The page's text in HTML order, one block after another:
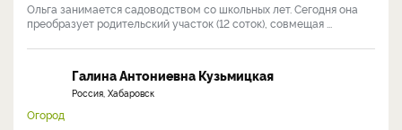
Ольга занимается садоводством со школьных лет. Сегодня она
преобразует родительский участок (12 соток), совмещая ...
Галина Антониевна Кузьмицкая
Россия, Хабаровск
Огород